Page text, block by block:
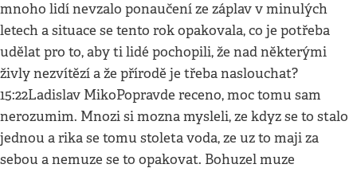
mnoho lidí nevzalo ponaučení ze záplav v minulých
letech a situace se tento rok opakovala, co je potřeba
udělat pro to, aby ti lidé pochopili, že nad některými
živly nezvítězí a že přírodě je třeba naslouchat?
15:22Ladislav MikoPopravde receno, moc tomu sam
nerozumim. Mnozi si mozna mysleli, ze kdyz se to stalo
jednou a rika se tomu stoleta voda, ze uz to maji za
sebou a nemuze se to opakovat. Bohuzel muze